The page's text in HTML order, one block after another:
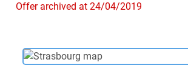
Offer archived at 24/04/2019